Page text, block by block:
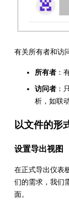
有关所有者和访
所有者 ：
访问者 ：
析，如联
以文件的形
设置导出视图
在正式导出仪表
们的需求，我们
面。